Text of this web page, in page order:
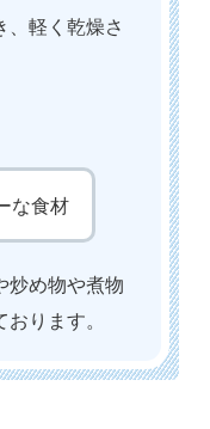
、軽く乾燥さ
な食材
炒め物や煮物
ります。